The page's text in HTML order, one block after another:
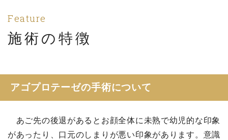
Feature
施術の特徴
アゴプロテーゼの手術について
あご先の後退があるとお顔全体に未熟で幼児的な印象
があったり、口元のしまりが悪い印象があります。意識